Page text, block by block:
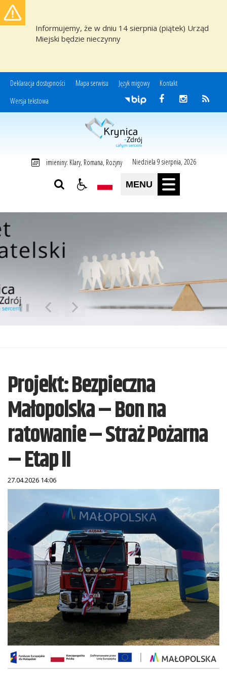
Informujemy, że w dniu 14 sierpnia (piątek) Urząd
Miejski będzie nieczynny
Deklaracja dostępności Mapa serwisu Język migowy
Kontakt
Wersja tekstowa
Miasto i Gmina Uzdrowiskowa Krynica-Zdrój
imieniny: Klary, Romana, Rozyny Niedziela 9 sierpnia, 2026
MENU
❚❚
Projekt: Bezpieczna
Małopolska – Bon na
ratowanie – Straż Pożarna
– Etap II
27.04.2026 14:06